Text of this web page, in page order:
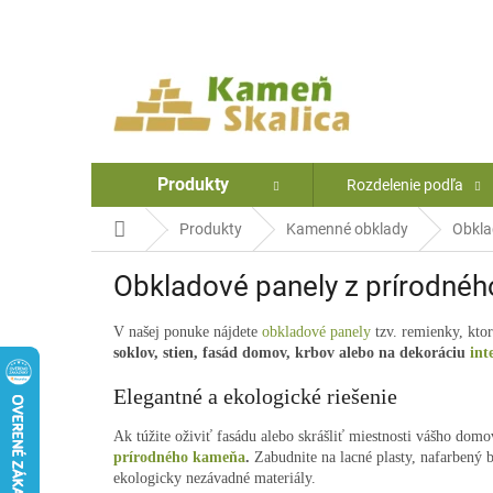
Produkty Rozdelenie podľa
DomovProdukty Kamenné obklady
Obkladové panely z
V našej ponuke nájdete obkladové panely tzv. remienky,
soklov, stien, fasád domov, krbov alebo na dekoráciu
Elegantné a ekologické riešenie
Ak túžite oživiť fasádu alebo skrášliť miestnosti vášho
prírodného kameňa. Zabudnite na lacné plasty, nafarbený
ekologicky nezávadné materiály.